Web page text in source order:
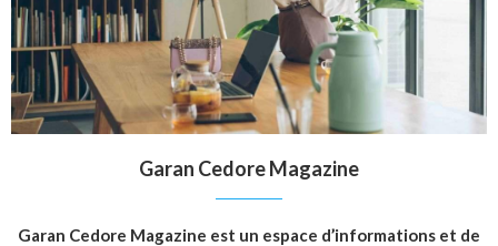
Garan Cedore Magazine
Garan Cedore Magazine est un espace d’informations et de